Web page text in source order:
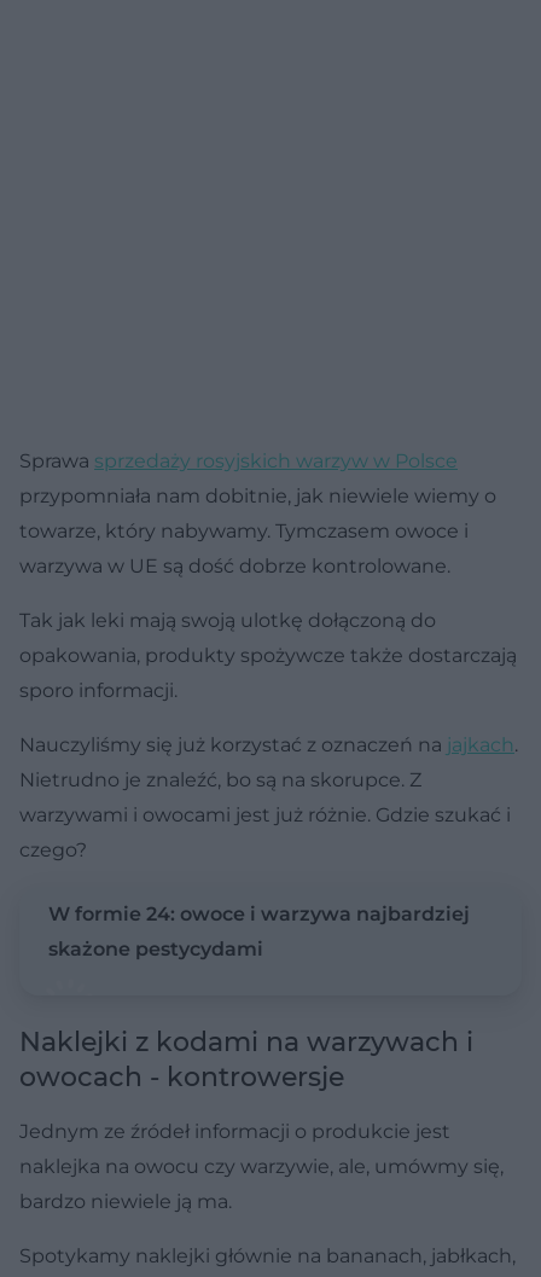
Sprawa sprzedaży rosyjskich warzyw w Polsce
przypomniała nam dobitnie, jak niewiele wiemy o
towarze, który nabywamy. Tymczasem owoce i
warzywa w UE są dość dobrze kontrolowane.
Tak jak leki mają swoją ulotkę dołączoną do
opakowania, produkty spożywcze także dostarczają
sporo informacji.
Nauczyliśmy się już korzystać z oznaczeń na jajkach.
Nietrudno je znaleźć, bo są na skorupce. Z
warzywami i owocami jest już różnie. Gdzie szukać i
czego?
W formie 24: owoce i warzywa najbardziej
skażone pestycydami
Naklejki z kodami na warzywach i
owocach - kontrowersje
Jednym ze źródeł informacji o produkcie jest
naklejka na owocu czy warzywie, ale, umówmy się,
bardzo niewiele ją ma.
Spotykamy naklejki głównie na bananach, jabłkach,